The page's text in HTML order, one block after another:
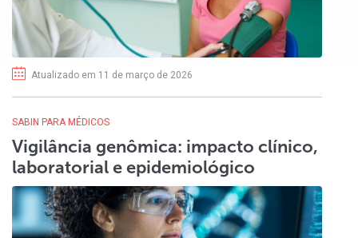
Atualizado em 11 de março de 2026
SABIN PARA MÉDICOS
Vigilância genômica: impacto clínico,
laboratorial e epidemiológico